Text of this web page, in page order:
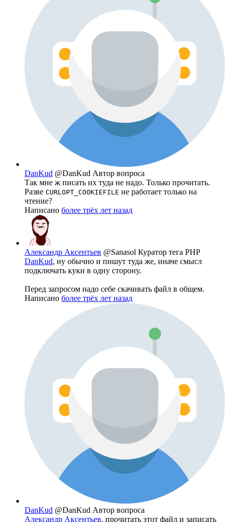
DanKud @DanKud Автор вопроса
Так мне ж писать их туда не надо. Только прочитать.
Разве CURLOPT_COOKIEFILE не работает только на
чтение?
Написано более трёх лет назад
Александр Аксентьев @Sanasol Куратор тега PHP
DanKud, ну обычно и пишут туда же, иначе смысл
подключать куки в одну сторону.
Перед запросом надо себе скачивать файл в общем.
Написано более трёх лет назад
DanKud @DanKud Автор вопроса
Александр Аксентьев, прочитать этот файл и записать